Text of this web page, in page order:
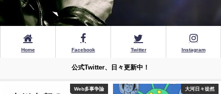
Home Facebook Twitter Instagram
公式Twitter、日々更新中！
Web多事争論 大河日々徒然